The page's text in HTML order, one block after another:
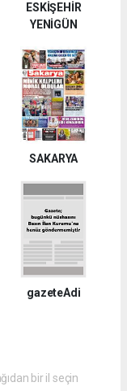
ESKİŞEHİR
YENİGÜN
SAKARYA
gazeteAdi
bir il seçin